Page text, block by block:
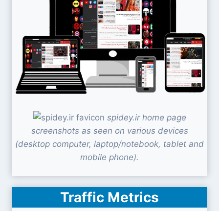
spidey.ir home page
screenshots as seen on various devices
(desktop computer, laptop/notebook, tablet and
mobile phone).
Traffic Metrics